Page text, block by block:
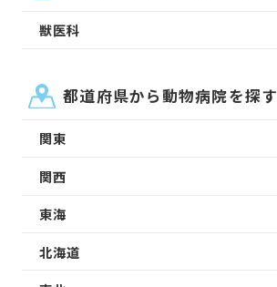
獣医科
都道府県から動物病院を探す
関東
関西
東海
北海道